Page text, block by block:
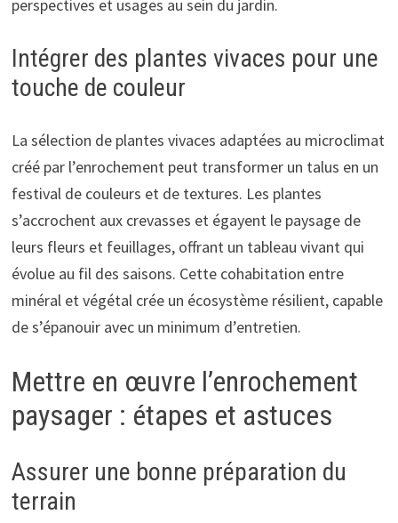
perspectives et usages au sein du jardin.
Intégrer des plantes vivaces pour une
touche de couleur
La sélection de plantes vivaces adaptées au microclimat
créé par l’enrochement peut transformer un talus en un
festival de couleurs et de textures. Les plantes
s’accrochent aux crevasses et égayent le paysage de
leurs fleurs et feuillages, offrant un tableau vivant qui
évolue au fil des saisons. Cette cohabitation entre
minéral et végétal crée un écosystème résilient, capable
de s’épanouir avec un minimum d’entretien.
Mettre en œuvre l’enrochement
paysager : étapes et astuces
Assurer une bonne préparation du
terrain